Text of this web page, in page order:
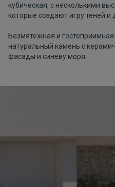
кубическая, с несколькими
которые создают игру теней и
Безмятежная и
натуральный камень с
фасады и синеву моря.